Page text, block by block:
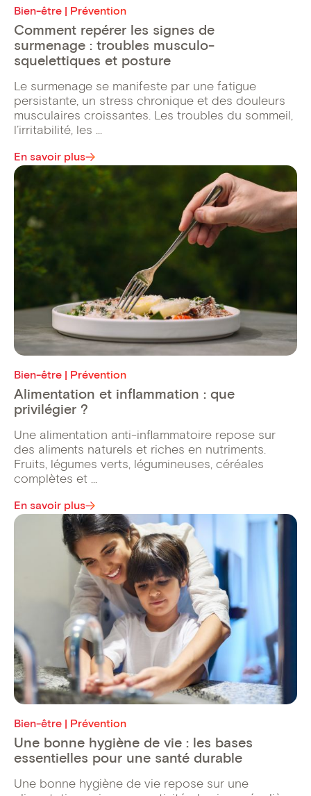
Bien-être | Prévention
Comment repérer les signes de
surmenage : troubles musculo-
squelettiques et posture
Le surmenage se manifeste par une fatigue
persistante, un stress chronique et des douleurs
musculaires croissantes. Les troubles du sommeil,
l’irritabilité, les ...
En savoir plus
Bien-être | Prévention
Alimentation et inflammation : que
privilégier ?
Une alimentation anti-inflammatoire repose sur
des aliments naturels et riches en nutriments.
Fruits, légumes verts, légumineuses, céréales
complètes et ...
En savoir plus
Bien-être | Prévention
Une bonne hygiène de vie : les bases
essentielles pour une santé durable
Une bonne hygiène de vie repose sur une